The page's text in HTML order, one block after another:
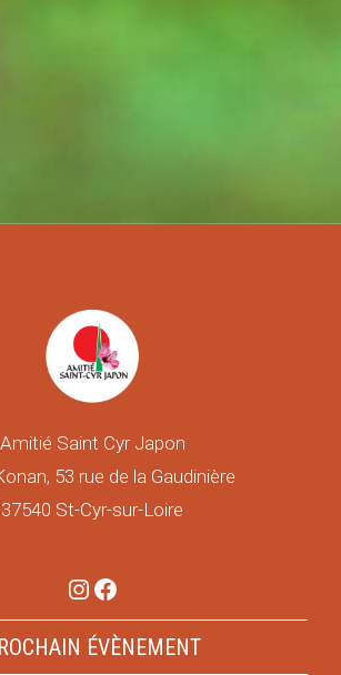
Amitié Saint Cyr Japon
53 rue de la Gaudinière
37540 St-Cyr-sur-Loire
InstagramFacebook
ÉVÈNEMENT